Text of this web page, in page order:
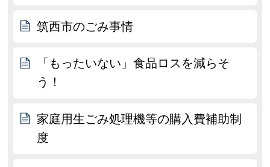
筑西市のごみ事情
「もったいない」食品ロスを減らそ
う！
家庭用生ごみ処理機等の購入費補助制
度